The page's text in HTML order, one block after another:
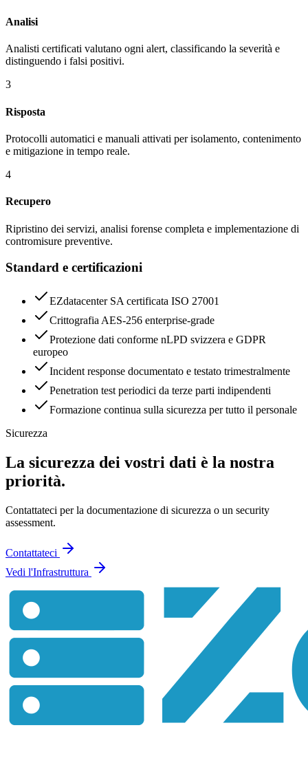
Analisi
Analisti certificati valutano ogni alert, classificando la severità e
distinguendo i falsi positivi.
3
Risposta
Protocolli automatici e manuali attivati per isolamento, contenimento
e mitigazione in tempo reale.
4
Recupero
Ripristino dei servizi, analisi forense completa e implementazione di
contromisure preventive.
Standard e certificazioni
EZdatacenter SA certificata ISO 27001
Crittografia AES-256 enterprise-grade
Protezione dati conforme nLPD svizzera e GDPR
europeo
Incident response documentato e testato trimestralmente
Penetration test periodici da terze parti indipendenti
Formazione continua sulla sicurezza per tutto il personale
Sicurezza
La sicurezza dei vostri dati è la nostra
priorità.
Contattateci per la documentazione di sicurezza o un security
assessment.
Contattateci
Vedi l'Infrastruttura